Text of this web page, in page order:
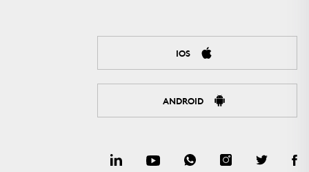
IOS
ANDROID